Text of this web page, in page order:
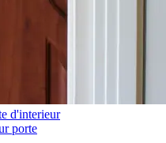
d'interieur
porte